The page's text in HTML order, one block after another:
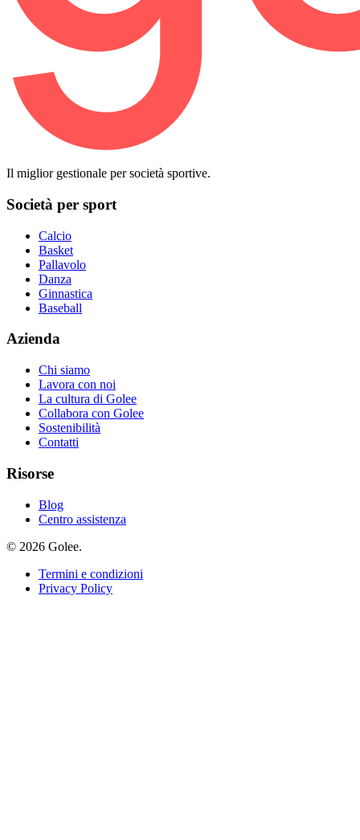
Il miglior gestionale per società sportive.
Società per sport
Calcio
Basket
Pallavolo
Danza
Ginnastica
Baseball
Azienda
Chi siamo
Lavora con noi
La cultura di Golee
Collabora con Golee
Sostenibilità
Contatti
Risorse
Blog
Centro assistenza
© 2026 Golee.
Termini e condizioni
Privacy Policy